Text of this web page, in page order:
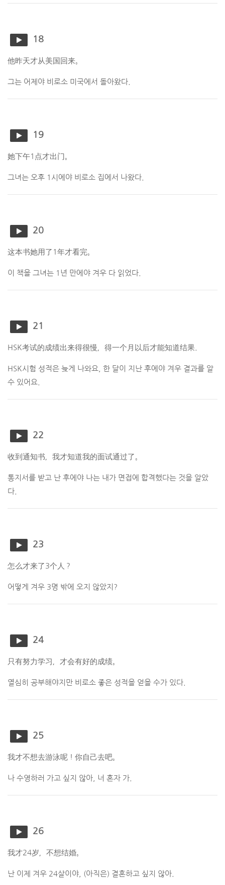
18
他昨天才从美国回来。
그는 어제야 비로소 미국에서 돌아왔다.
19
她下午1点才出门。
그녀는 오후 1시에야 비로소 집에서 나왔다.
20
这本书她用了1年才看完。
이 책을 그녀는 1년 만에야 겨우 다 읽었다.
21
HSK考试的成绩出来得很慢，得一个月以后才能知道结果.
HSK시험 성적은 늦게 나와요, 한 달이 지난 후에야 겨우 결과를 알
수 있어요.
22
收到通知书，我才知道我的面试通过了。
통지서를 받고 난 후에야 나는 내가 면접에 합격했다는 것을 알았
다.
23
怎么才来了3个人？
어떻게 겨우 3명 밖에 오지 않았지?
24
只有努力学习，才会有好的成绩。
열심히 공부해야지만 비로소 좋은 성적을 얻을 수가 있다.
25
我才不想去游泳呢！你自己去吧。
나 수영하러 가고 싶지 않아, 너 혼자 가.
26
我才24岁，不想结婚。
난 이제 겨우 24살이야, (아직은) 결혼하고 싶지 않아.